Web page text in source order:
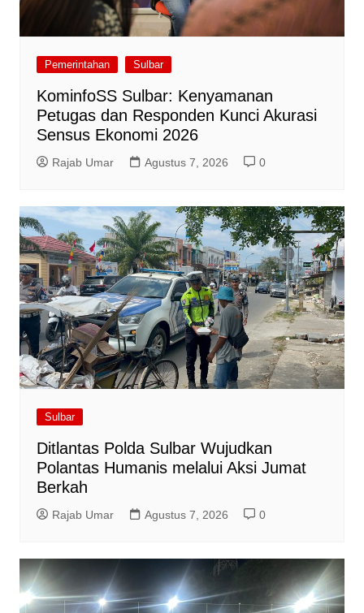
Pemerintahan Sulbar
KominfoSS Sulbar: Kenyamanan
Petugas dan Responden Kunci Akurasi
Sensus Ekonomi 2026
Rajab Umar Agustus 7, 2026 0
Sulbar
Ditlantas Polda Sulbar Wujudkan
Polantas Humanis melalui Aksi Jumat
Berkah
Rajab Umar Agustus 7, 2026 0